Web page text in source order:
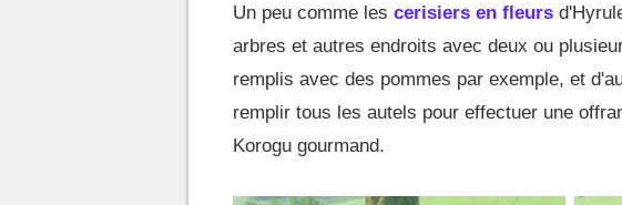
Un peu comme les cerisiers en fleurs
arbres et autres endroits avec deux ou
remplis avec des pommes par exemple, et
remplir tous les autels pour effectuer une
Korogu gourmand.